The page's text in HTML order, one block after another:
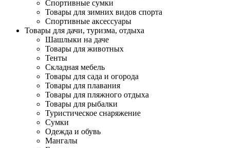
Спортивные сумки
Товары для зимних видов спорта
Спортивные аксессуары
Товары для дачи, туризма, отдыха
Шашлыки на даче
Товары для животных
Тенты
Складная мебель
Товары для сада и огорода
Товары для плавания
Товары для пляжного отдыха
Товары для рыбалки
Туристическое снаряжение
Сумки
Одежда и обувь
Мангалы